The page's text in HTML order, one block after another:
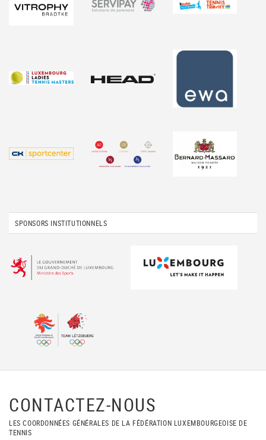
SPONSORS INSTITUTIONNELS
CONTACTEZ-NOUS
LES COORDONNÉES GÉNÉRALES DE LA FÉDÉRATION LUXEMBOURGEOISE DE
TENNIS